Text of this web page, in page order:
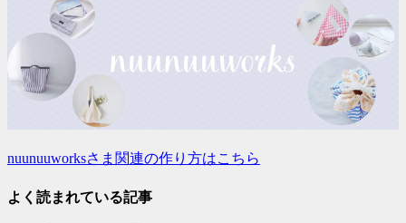
nuunuuworksさま関連の作り方はこちら
よく読まれている記事